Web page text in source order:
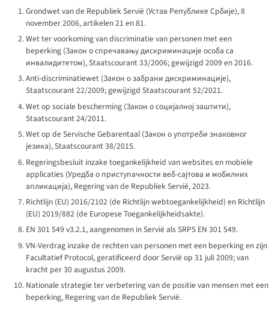
Grondwet van de Republiek Servië (Устав Републике Србије), 8
november 2006, artikelen 21 en 81.
Wet ter voorkoming van discriminatie van personen met een
beperking (Закон о спречавању дискриминације особа са
инвалидитетом), Staatscourant 33/2006; gewijzigd 2009 en 2016.
Anti-discriminatiewet (Закон о забрани дискриминације),
Staatscourant 22/2009; gewijzigd Staatscourant 52/2021.
Wet op sociale bescherming (Закон о социјалној заштити),
Staatscourant 24/2011.
Wet op de Servische Gebarentaal (Закон о употреби знаковног
језика), Staatscourant 38/2015.
Regeringsbesluit inzake toegankelijkheid van websites en mobiele
applicaties (Уредба о приступачности веб-сајтова и мобилних
апликација), Regering van de Republiek Servië, 2023.
Richtlijn (EU) 2016/2102 (de Richtlijn webtoegankelijkheid) en Richtlijn
(EU) 2019/882 (de Europese Toegankelijkheidsakte).
EN 301 549 v3.2.1, aangenomen in Servië als SRPS EN 301 549.
VN-Verdrag inzake de rechten van personen met een beperking en zijn
Facultatief Protocol, geratificeerd door Servië op 31 juli 2009; van
kracht per 30 augustus 2009.
Nationale strategie ter verbetering van de positie van mensen met een
beperking, Regering van de Republiek Servië.